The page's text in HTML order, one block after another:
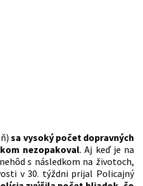
sa vysoký počet dopravných
nezopakoval. Aj keď je na
s následkom na životoch,
v 30. týždni prijal Policajný